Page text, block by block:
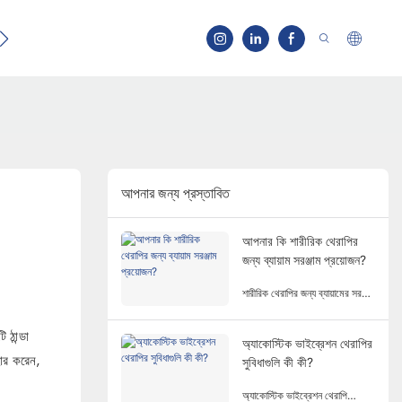
স
করেন,
আপনার জন্য প্রস্তাবিত
আপনার কি শারীরিক থেরাপির
জন্য ব্যায়াম সরঞ্জাম প্রয়োজন?
শারীরিক থেরাপির জন্য ব্যায়ামের সরঞ্জাম
প্রয়োজন একাধিক কারণ এবং মাত্রা
জড়িত।
অ্যাকোস্টিক ভাইব্রেশন থেরাপির
সুবিধাগুলি কী কী?
অ্যাকোস্টিক ভাইব্রেশন থেরাপি